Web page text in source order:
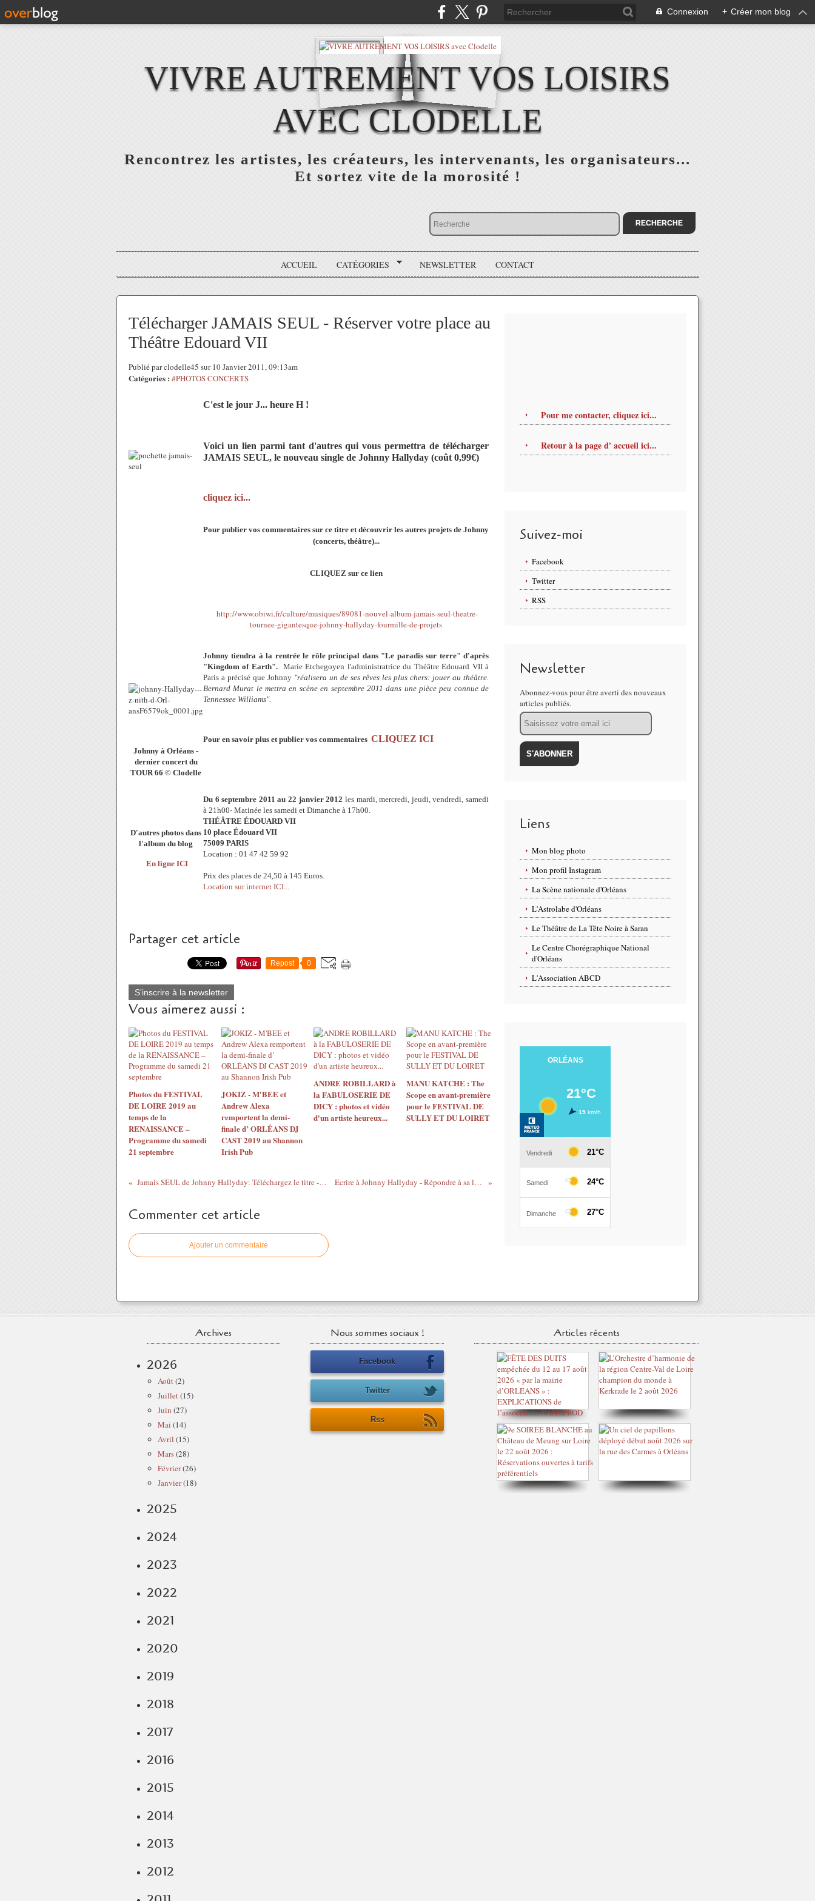
Connexion + Créer mon blog
VIVRE AUTREMENT VOS LOISIRS
AVEC CLODELLE
Rencontrez les artistes, les créateurs, les intervenants, les organisateurs...
Et sortez vite de la morosité !
ACCUEIL CATÉGORIES NEWSLETTER CONTACT
Télécharger JAMAIS SEUL - Réserver votre place au
Théâtre Edouard VII
Publié par clodelle45 sur 10 Janvier 2011, 09:13am
Catégories : #PHOTOS CONCERTS
C'est le jour J... heure H !
Voici un lien parmi tant d'autres qui vous permettra de télécharger
JAMAIS SEUL, le nouveau single de Johnny Hallyday (coût 0,99€)
cliquez ici...
Pour publier vos commentaires sur ce titre et découvrir les autres projets de Johnny
(concerts, théâtre)...
CLIQUEZ sur ce lien
http://www.obiwi.fr/culture/musiques/89081-nouvel-album-jamais-seul-theatre-
tournee-gigantesque-johnny-hallyday-fourmille-de-projets
Johnny à Orléans -
dernier concert du
TOUR 66 © Clodelle
D'autres photos dans
l'album du blog
En ligne ICI
Johnny tiendra à la rentrée le rôle principal dans "Le paradis sur terre" d'après
"Kingdom of Earth".Marie Etchegoyen l'administratrice du Théâtre Edouard VII à
Paris a précisé que Johnny "réalisera un de ses rêves les plus chers: jouer au théâtre.
Bernard Murat le mettra en scène en septembre 2011 dans une pièce peu connue de
Tennessee Williams".
Pour en savoir plus et publier vos commentaires CLIQUEZ ICI
Du 6 septembre 2011 au 22 janvier 2012 les mardi, mercredi, jeudi, vendredi, samedi
à 21h00- Matinée les samedi et Dimanche à 17h00.
THÉÂTRE ÉDOUARD VII
10 place Édouard VII
75009 PARIS
Location : 01 47 42 59 92
Prix des places de 24,50 à 145 Euros.
Location sur internet ICI...
Partager cet article
Repost 0
S'inscrire à la newsletter
Vous aimerez aussi :
Photos du FESTIVAL
DE LOIRE 2019 au
temps de la
RENAISSANCE –
Programme du samedi
21 septembre
JOKIZ - M'BEE et
Andrew Alexa
remportent la demi-
finale d’ ORLÉANS DJ
CAST 2019 au Shannon
Irish Pub
ANDRE ROBILLARD à
la FABULOSERIE DE
DICY : photos et vidéo
d'un artiste heureux...
MANU KATCHE : The
Scope en avant-première
pour le FESTIVAL DE
SULLY ET DU LOIRET
Jamais SEUL de Johnny Hallyday: Téléchargez le titre - Réservez votre place au Théâtre Edouard VII Ecrire à Johnny Hallyday - Répondre à sa lettre pour qu'il ne soit JAMAIS SEUL
Commenter cet article
Ajouter un commentaire
Pour me contacter, cliquez ici...
Retour à la page d' accueil ici...
Suivez-moi
Facebook
Twitter
RSS
Newsletter
Abonnez-vous pour être averti des nouveaux
articles publiés.
Email
Liens
Mon blog photo
Mon profil Instagram
La Scène nationale d'Orléans
L'Astrolabe d'Orléans
Le Théâtre de La Tête Noire à Saran
Le Centre Chorégraphique National
d'Orléans
L'Association ABCD
Archives
2026
Août(2)
Juillet(15)
Juin (27)
Mai (14)
Avril (15)
Mars(28)
Février(26)
Janvier(18)
2025
2024
2023
2022
2021
2020
2019
2018
2017
2016
2015
2014
2013
2012
Nous sommes sociaux !
Facebook
Twitter
Rss
Articles récents